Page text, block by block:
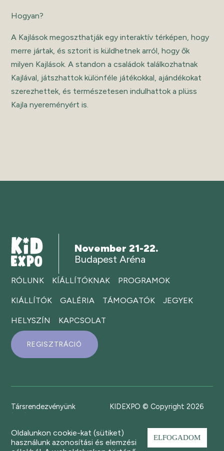
Hogyan?
A Kajlások megoszthatják egy interaktív térképen, hogy
merre jártak, és sztorit is küldhetnek arról, hogy ők
milyen Kajlások. A standon a családok találkozhatnak
Kajlával, játszhattok különféle játékokkal, ajándékokat
szerezhettek, és természetesen indulhattok a plüss
Kajla nyereményért is.
November 21-22.
Budapest Aréna
RÓLUNK KÍÁLLÍTÓKNAK PROGRAMOK
KIÁLLÍTÓK GALÉRIA TÁMOGATÓK JEGYEK
HELYSZÍN KAPCSOLAT
REGISZTRÁCIÓ
Társrendezvényünk KIDEXPO © Copyright 2026
ELFOGADOM
Oldalunkon cookie-kat (sütiket)
használunk azonosítási és elemzési